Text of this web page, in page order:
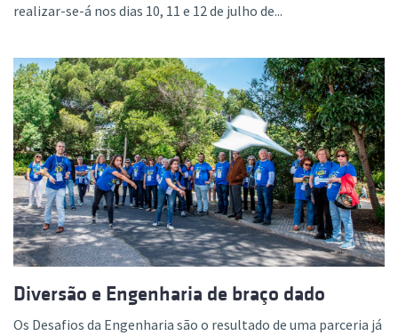
realizar-se-á nos dias 10, 11 e 12 de julho de...
Diversão e Engenharia de braço dado
Os Desafios da Engenharia são o resultado de uma parceria já